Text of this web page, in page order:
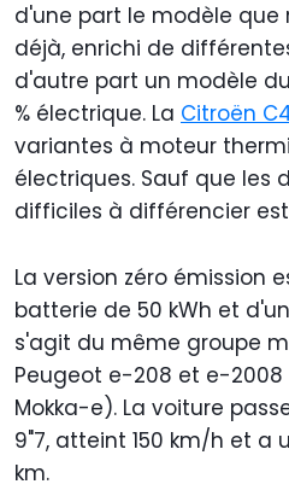
d'une part le modèle que
déjà, enrichi de
d'autre part un modèle
% électrique. La Citroën
variantes à moteur
électriques. Sauf que les
difficiles à différencier
La version zéro émission
batterie de 50 kWh et
s'agit du même groupe
Peugeot e-208 et e-
Mokka-e). La voiture
9"7, atteint 150 km/h et a
km.